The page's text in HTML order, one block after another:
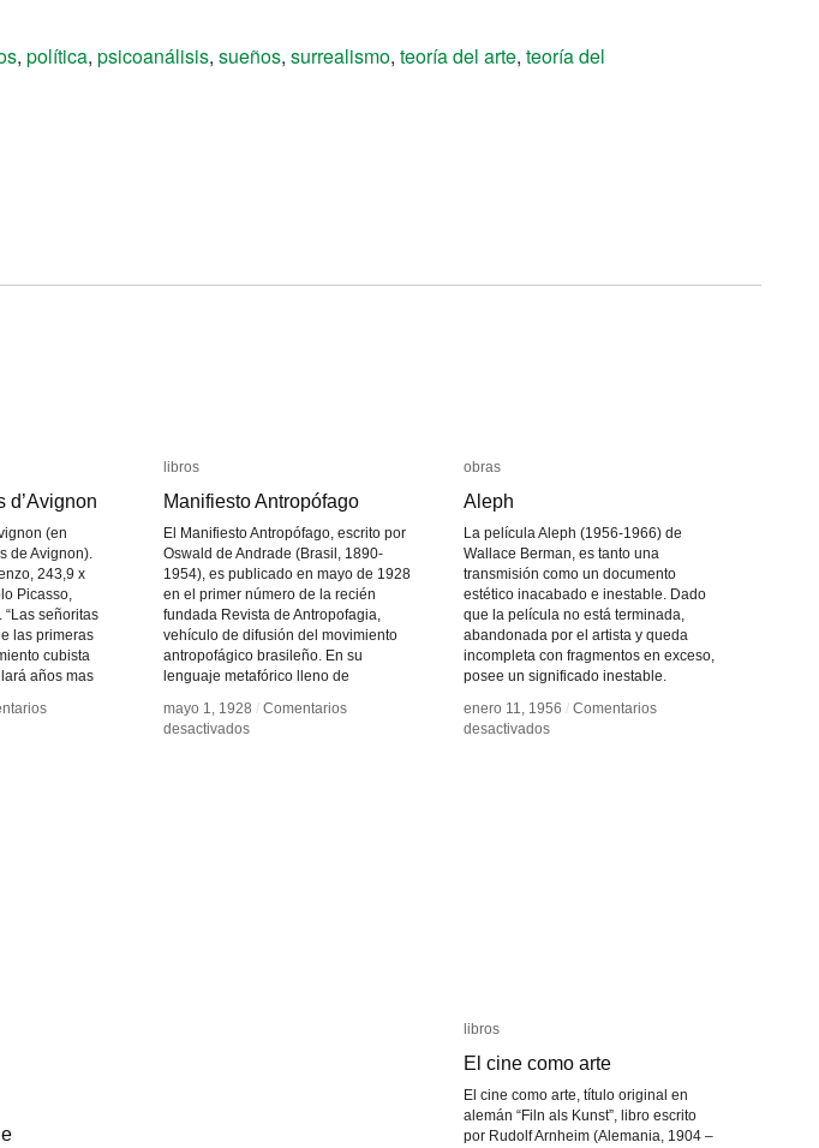
, política, psicoanálisis, sueños, surrealismo, teoría del arte, teoría del
d’Avignon
(en
de Avignon).
243,9 x
Picasso,
señoritas
las primeras
cubista
años mas
d’Avignon
libros
Manifiesto Antropófago
El Manifiesto Antropófago, escrito por
Oswald de Andrade (Brasil, 1890-
1954), es publicado en mayo de 1928
en el primer número de la recién
fundada Revista de Antropofagia,
vehículo de difusión del movimiento
antropofágico brasileño. En su
lenguaje metafórico lleno de
mayo 1, 1928 / Comentarios
desactivadosen
libros
Manifiesto Antropófago
mayo 1, 1928 / Comentarios
desactivadosen
obras
Aleph
La película Aleph (1956-1966) de
Wallace Berman, es tanto una
transmisión como un documento
estético inacabado e inestable. Dado
que la película no está terminada,
abandonada por el artista y queda
incompleta con fragmentos en exceso,
posee un significado inestable.
enero 11, 1956 / Comentarios
desactivadosen
obras
Aleph
enero 11, 1956 / Comentarios
desactivadosen
libros
El cine como arte
El cine como arte, título original en
alemán “Filn als Kunst”, libro escrito
por Rudolf Arnheim (Alemania, 1904 –
libros
El cine como arte